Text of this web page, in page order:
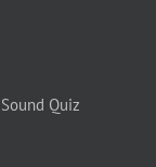
Quiz